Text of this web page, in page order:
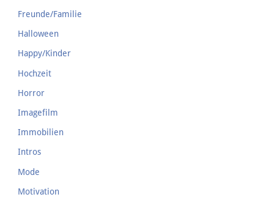
Freunde/Familie
Halloween
Happy/Kinder
Hochzeit
Horror
Imagefilm
Immobilien
Intros
Mode
Motivation